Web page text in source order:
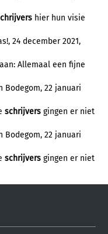
hier hun visie
24 december 2021,
aan: Allemaal een fijne
Bodegom, 22 januari
schrijvers gingen er niet
Bodegom, 22 januari
schrijvers gingen er niet